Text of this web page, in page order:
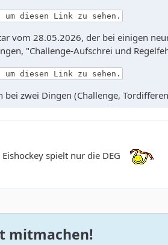
diesen Link zu sehen.
vom 28.05.2026, der bei einigen
"Challenge-Aufschrei und
diesen Link zu sehen.
bei zwei Dingen (Challenge,
spielt nur die DEG
mitmachen!